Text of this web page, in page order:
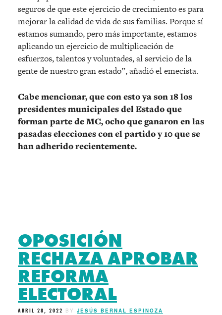
seguros de que este ejercicio de crecimiento es para
mejorar la calidad de vida de sus familias. Porque sí
estamos sumando, pero más importante, estamos
aplicando un ejercicio de multiplicación de
esfuerzos, talentos y voluntades, al servicio de la
gente de nuestro gran estado”, añadió el emecista.
Cabe mencionar, que con esto ya son 18 los
presidentes municipales del Estado que
forman parte de MC, ocho que ganaron en las
pasadas elecciones con el partido y 10 que se
han adherido recientemente.
OPOSICIÓN
RECHAZA APROBAR
REFORMA
ELECTORAL
ABRIL 28, 2022 BY JESÚS BERNAL ESPINOZA